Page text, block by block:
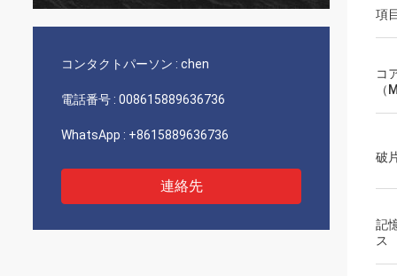
コンタクトパーソン : chen
電話番号 : 008615889636736
WhatsApp : +8615889636736
連絡先
項
コ
（
破
記
ス